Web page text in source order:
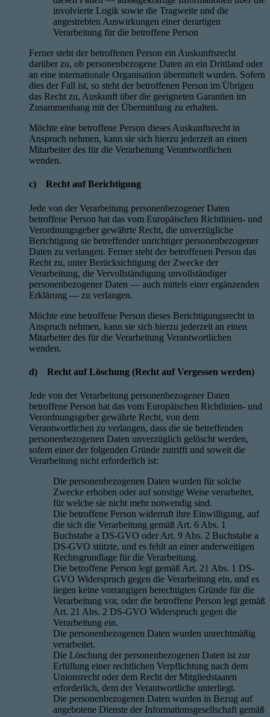
involvierte Logik sowie die Tragweite und die
angestrebten Auswirkungen einer derartigen
Verarbeitung für die betroffene Person
Ferner steht der betroffenen Person ein Auskunftsrecht
darüber zu, ob personenbezogene Daten an ein Drittland oder
an eine internationale Organisation übermittelt wurden. Sofern
dies der Fall ist, so steht der betroffenen Person im Übrigen
das Recht zu, Auskunft über die geeigneten Garantien im
Zusammenhang mit der Übermittlung zu erhalten.
Möchte eine betroffene Person dieses Auskunftsrecht in
Anspruch nehmen, kann sie sich hierzu jederzeit an einen
Mitarbeiter des für die Verarbeitung Verantwortlichen
wenden.
c) Recht auf Berichtigung
Jede von der Verarbeitung personenbezogener Daten
betroffene Person hat das vom Europäischen Richtlinien- und
Verordnungsgeber gewährte Recht, die unverzügliche
Berichtigung sie betreffender unrichtiger personenbezogener
Daten zu verlangen. Ferner steht der betroffenen Person das
Recht zu, unter Berücksichtigung der Zwecke der
Verarbeitung, die Vervollständigung unvollständiger
personenbezogener Daten — auch mittels einer ergänzenden
Erklärung — zu verlangen.
Möchte eine betroffene Person dieses Berichtigungsrecht in
Anspruch nehmen, kann sie sich hierzu jederzeit an einen
Mitarbeiter des für die Verarbeitung Verantwortlichen
wenden.
d) Recht auf Löschung (Recht auf Vergessen werden)
Jede von der Verarbeitung personenbezogener Daten
betroffene Person hat das vom Europäischen Richtlinien- und
Verordnungsgeber gewährte Recht, von dem
Verantwortlichen zu verlangen, dass die sie betreffenden
personenbezogenen Daten unverzüglich gelöscht werden,
sofern einer der folgenden Gründe zutrifft und soweit die
Verarbeitung nicht erforderlich ist:
Die personenbezogenen Daten wurden für solche
Zwecke erhoben oder auf sonstige Weise verarbeitet,
für welche sie nicht mehr notwendig sind.
Die betroffene Person widerruft ihre Einwilligung, auf
die sich die Verarbeitung gemäß Art. 6 Abs. 1
Buchstabe a DS-GVO oder Art. 9 Abs. 2 Buchstabe a
DS-GVO stützte, und es fehlt an einer anderweitigen
Rechtsgrundlage für die Verarbeitung.
Die betroffene Person legt gemäß Art. 21 Abs. 1 DS-
GVO Widerspruch gegen die Verarbeitung ein, und es
liegen keine vorrangigen berechtigten Gründe für die
Verarbeitung vor, oder die betroffene Person legt gemäß
Art. 21 Abs. 2 DS-GVO Widerspruch gegen die
Verarbeitung ein.
Die personenbezogenen Daten wurden unrechtmäßig
verarbeitet.
Die Löschung der personenbezogenen Daten ist zur
Erfüllung einer rechtlichen Verpflichtung nach dem
Unionsrecht oder dem Recht der Mitgliedstaaten
erforderlich, dem der Verantwortliche unterliegt.
Die personenbezogenen Daten wurden in Bezug auf
angebotene Dienste der Informationsgesellschaft gemäß